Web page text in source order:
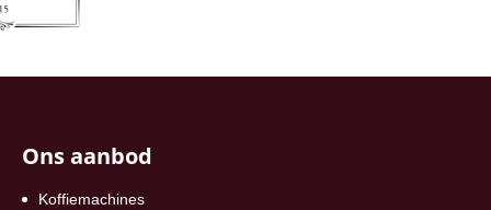
Ons aanbod
Koffiemachines